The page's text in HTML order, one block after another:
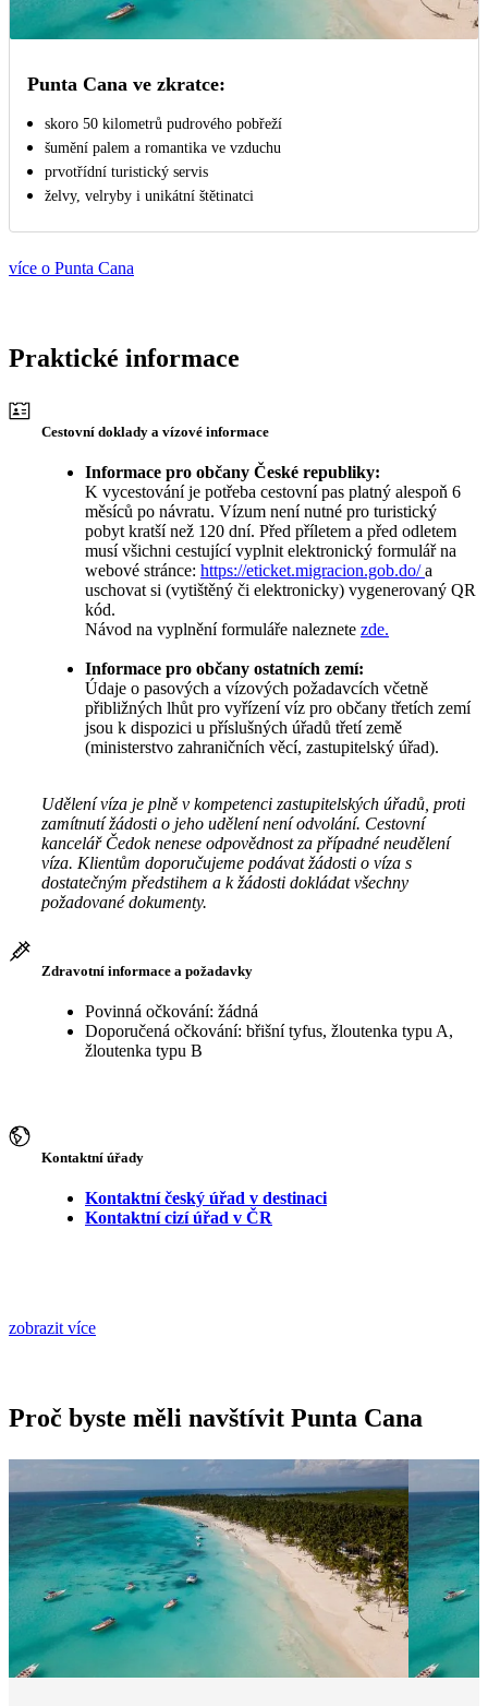
Punta Cana ve zkratce:
skoro 50 kilometrů pudrového pobřeží
šumění palem a romantika ve vzduchu
prvotřídní turistický servis
želvy, velryby i unikátní štětinatci
více o Punta Cana
Praktické informace
Cestovní doklady a vízové informace
Informace pro občany České republiky:
K vycestování je potřeba cestovní pas platný alespoň 6
měsíců po návratu. Vízum není nutné pro turistický
pobyt kratší než 120 dní. Před příletem a před odletem
musí všichni cestující vyplnit elektronický formulář na
webové stránce: https://eticket.migracion.gob.do/a
uschovat si (vytištěný či elektronicky) vygenerovaný QR
kód.
Návod na vyplnění formuláře naleznete zde.
Informace pro občany ostatních zemí:
Údaje o pasových a vízových požadavcích včetně
přibližných lhůt pro vyřízení víz pro občany třetích zemí
jsou k dispozici u příslušných úřadů třetí země
(ministerstvo zahraničních věcí, zastupitelský úřad).
Udělení víza je plně v kompetenci zastupitelských úřadů, proti
zamítnutí žádosti o jeho udělení není odvolání. Cestovní
kancelář Čedok nenese odpovědnost za případné neudělení
víza. Klientům doporučujeme podávat žádosti o víza s
dostatečným předstihem a k žádosti dokládat všechny
požadované dokumenty.
Zdravotní informace a požadavky
Povinná očkování: žádná
Doporučená očkování: břišní tyfus, žloutenka typu A,
žloutenka typu B
Kontaktní úřady
Kontaktní český úřad v destinaci
Kontaktní cizí úřad v ČR
zobrazit více
Proč byste měli navštívit Punta Cana